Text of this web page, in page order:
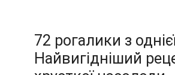
72 рогалики з
Найвигідніший